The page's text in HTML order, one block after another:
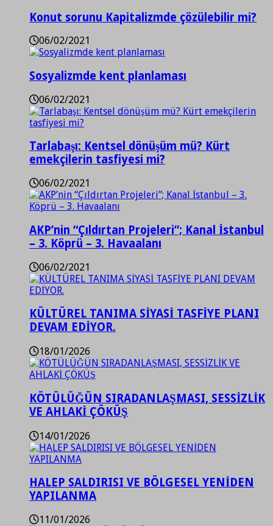
Konut sorunu Kapitalizmde çözülebilir mi?
06/02/2021
Sosyalizmde kent planlaması
06/02/2021
Tarlabaşı: Kentsel dönüşüm mü? Kürt
emekçilerin tasfiyesi mi?
06/02/2021
AKP’nin “Çıldırtan Projeleri”; Kanal İstanbul
– 3. Köprü – 3. Havaalanı
06/02/2021
KÜLTÜREL TANIMA SİYASİ TASFİYE PLANI
DEVAM EDİYOR.
18/01/2026
KÖTÜLÜĞÜN SIRADANLAŞMASI, SESSİZLİK
VE AHLAKİ ÇÖKÜŞ
14/01/2026
HALEP SALDIRISI VE BÖLGESEL YENİDEN
YAPILANMA
11/01/2026